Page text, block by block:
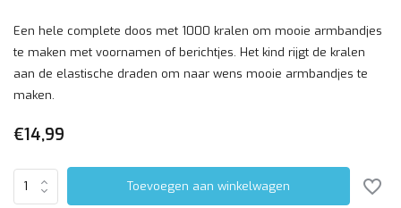
Een hele complete doos met 1000 kralen om mooie armbandjes
te maken met voornamen of berichtjes. Het kind rijgt de kralen
aan de elastische draden om naar wens mooie armbandjes te
maken.
€14,99
Toevoegen aan winkelwagen